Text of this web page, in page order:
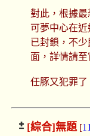
對此，根據
可夢中心在
已封鎖，不
面，詳情請至
任豚又犯罪了
[綜合]無題[